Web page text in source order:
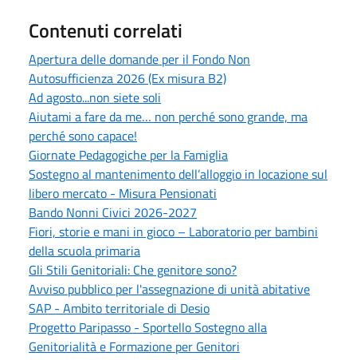
Contenuti correlati
Apertura delle domande per il Fondo Non
Autosufficienza 2026 (Ex misura B2)
Ad agosto...non siete soli
Aiutami a fare da me… non perché sono grande, ma
perché sono capace!
Giornate Pedagogiche per la Famiglia
Sostegno al mantenimento dell’alloggio in locazione sul
libero mercato - Misura Pensionati
Bando Nonni Civici 2026-2027
Fiori, storie e mani in gioco – Laboratorio per bambini
della scuola primaria
Gli Stili Genitoriali: Che genitore sono?
Avviso pubblico per l'assegnazione di unità abitative
SAP - Ambito territoriale di Desio
Progetto Paripasso - Sportello Sostegno alla
Genitorialità e Formazione per Genitori